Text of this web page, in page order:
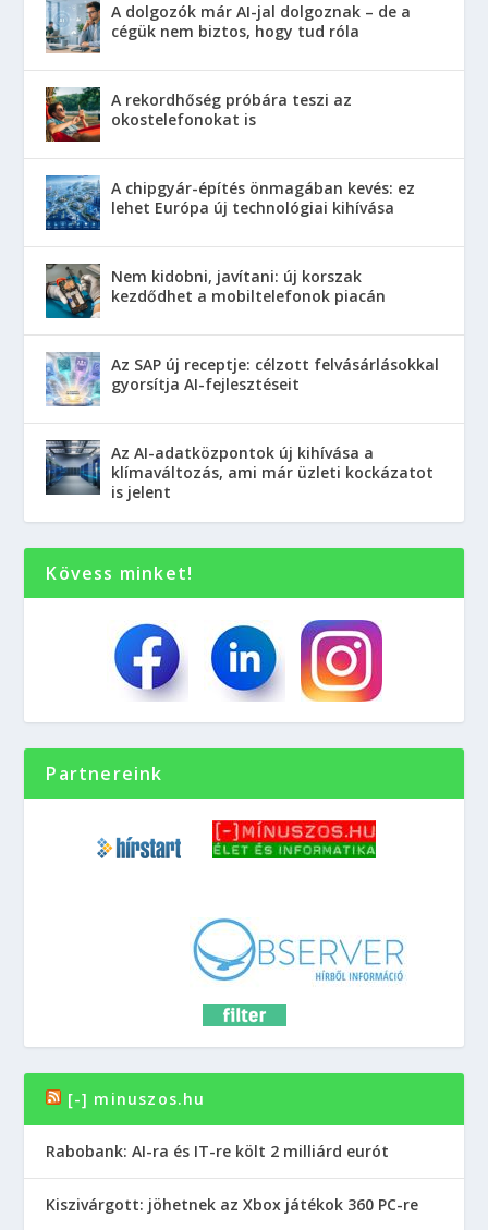
A dolgozók már AI-jal dolgoznak – de a
cégük nem biztos, hogy tud róla
A rekordhőség próbára teszi az
okostelefonokat is
A chipgyár-építés önmagában kevés: ez
lehet Európa új technológiai kihívása
Nem kidobni, javítani: új korszak
kezdődhet a mobiltelefonok piacán
Az SAP új receptje: célzott felvásárlásokkal
gyorsítja AI-fejlesztéseit
Az AI-adatközpontok új kihívása a
klímaváltozás, ami már üzleti kockázatot
is jelent
Kövess minket!
Partnereink
[-] minuszos.hu
Rabobank: AI-ra és IT-re költ 2 milliárd eurót
Kiszivárgott: jöhetnek az Xbox játékok 360 PC-re